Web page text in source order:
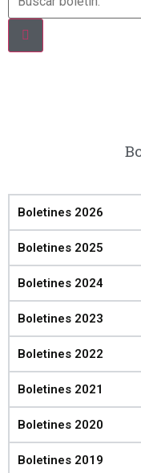
Boletines 2026
Boletines 2025
Boletines 2024
Boletines 2023
Boletines 2022
Boletines 2021
Boletines 2020
Boletines 2019